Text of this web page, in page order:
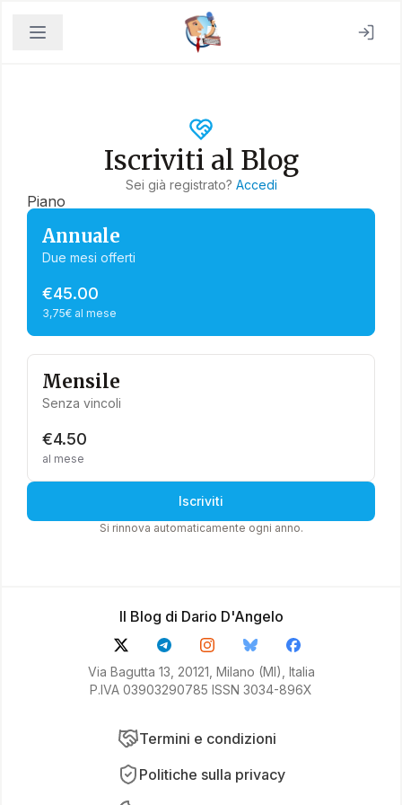
Iscriviti al Blog
Sei già registrato? Accedi
Piano
Annuale
Due mesi offerti
€45.00
3,75€ al mese
Mensile
Senza vincoli
€4.50
al mese
Iscriviti
Si rinnova automaticamente ogni anno.
Termini e condizioni
Politiche sulla privacy
Il Blog di Dario D'Angelo
Via Bagutta 13, 20121, Milano (MI), Italia
P.IVA 03903290785 ISSN 3034-896X